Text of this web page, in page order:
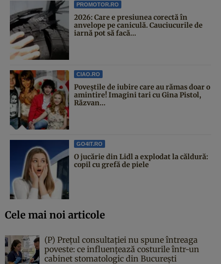
PROMOTOR.RO
2026: Care e presiunea corectă în
anvelope pe caniculă. Cauciucurile de
iarnă pot să facă...
CIAO.RO
Poveştile de iubire care au rămas doar o
amintire! Imagini tari cu Gina Pistol,
Răzvan...
GO4IT.RO
O jucărie din Lidl a explodat la căldură:
copil cu grefă de piele
Cele mai noi articole
(P) Prețul consultației nu spune întreaga
poveste: ce influențează costurile într-un
cabinet stomatologic din București